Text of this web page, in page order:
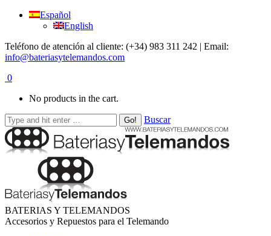
Español
English
Teléfono de atención al cliente: (+34) 983 311 242 | Email:
info@bateriasytelemandos.com
0
No products in the cart.
Buscar
BATERIAS Y TELEMANDOS
Accesorios y Repuestos para el Telemando